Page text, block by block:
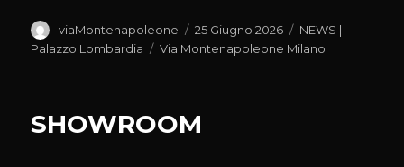
Autore
viaMontenapoleone
Pubblicato
il
25 Giugno 2026 Categorie
NEWS |
Palazzo Lombardia
Tag
Via Montenapoleone Milano
SHOWROOM